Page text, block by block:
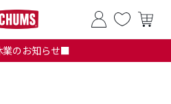
のお知らせ■